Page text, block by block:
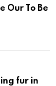
Our To Be
fur in